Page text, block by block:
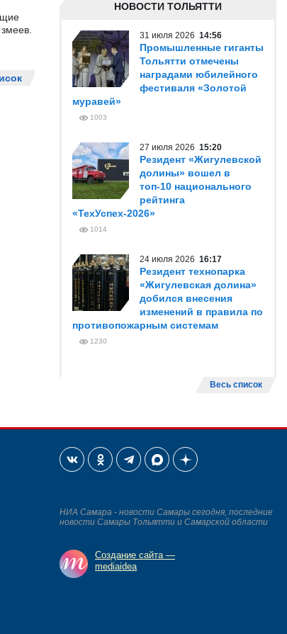
НОВОСТИ ТОЛЬЯТТИ
31 июля 2026 14:56
Промышленные гиганты
Тольятти отмечены
наградами юбилейного
фестиваля «Золотой
муравей»
1003
27 июля 2026 15:20
Резидент «Жигулевской
долины» вошел в
топ-10 национального
рейтинга
«ТехУспех-2026»
1014
24 июля 2026 16:17
Резидент технопарка
«Жигулевская долина»
добился внесения
изменений в правила по
противопожарным системам
1230
Весь список
НИА Самара - новости Самары сегодня, последние
новости Самары Тольятти и Самарской области
Создание сайта —
mediaidea